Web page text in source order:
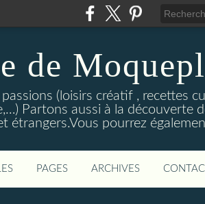
de
(loisirs créatif , recettes
Partons aussi à la découverte
étrangers.Vous pourrez
PAGES ARCHIVES